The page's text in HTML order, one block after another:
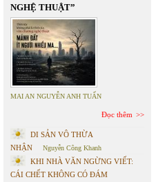
NGHỆ THUẬT”
MAI AN NGUYỄN ANH TUẤN
Đọc thêm
DI SẢN VÔ THỪA
NHẬN
Nguyễn Công Khanh
KHI NHÀ VĂN NGỪNG VIẾT:
CÁI CHẾT KHÔNG CÓ ĐÁM